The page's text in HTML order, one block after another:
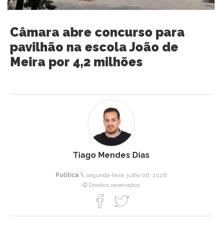
Câmara abre concurso para
pavilhão na escola João de
Meira por 4,2 milhões
Tiago Mendes Dias
Política \ segunda-feira, julho 06, 2026
© Direitos reservados